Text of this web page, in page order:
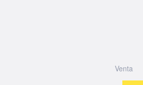
Venta